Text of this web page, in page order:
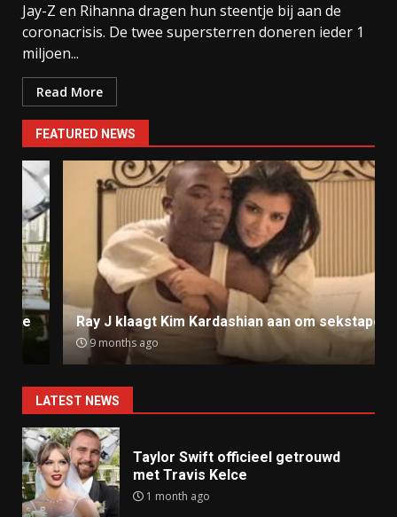
Jay-Z en Rihanna dragen hun steentje bij aan de
coronacrisis. De twee supersterren doneren ieder 1
miljoen...
Read More
FEATURED NEWS
Ray J klaagt Kim Kardashian aan om sekstape
9 months ago
LATEST NEWS
Taylor Swift officieel getrouwd
met Travis Kelce
1 month ago